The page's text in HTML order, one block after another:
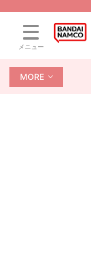
メニュー
MORE